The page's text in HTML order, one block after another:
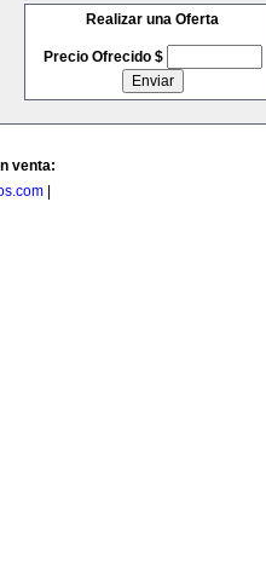
Realizar una Oferta
Precio Ofrecido $
venta:
|